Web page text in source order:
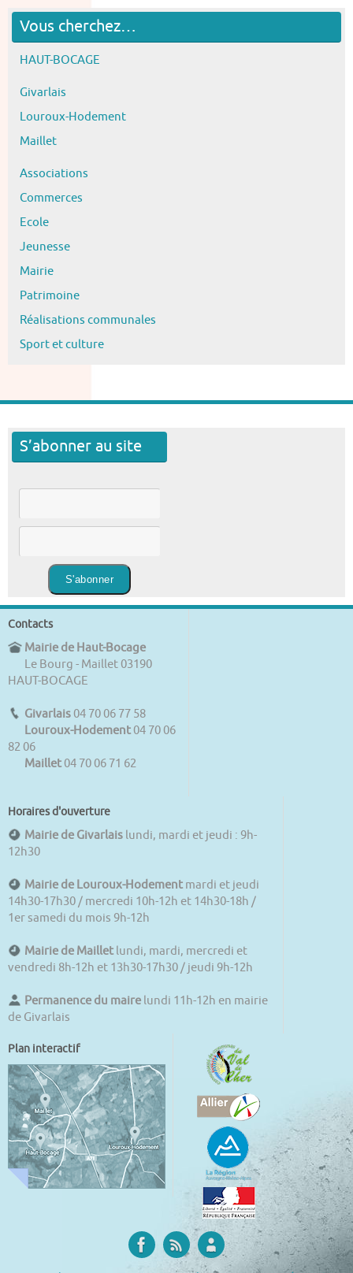
Vous cherchez…
HAUT-BOCAGE
Givarlais
Louroux-Hodement
Maillet
Associations
Commerces
Ecole
Jeunesse
Mairie
Patrimoine
Réalisations communales
Sport et culture
S’abonner au site
Contacts
Mairie de Haut-Bocage
Le Bourg - Maillet 03190
HAUT-BOCAGE
Givarlais 04 70 06 77 58
Louroux-Hodement 04 70 06
82 06
Maillet 04 70 06 71 62
Horaires d'ouverture
Mairie de Givarlais lundi, mardi et jeudi : 9h-
12h30
Mairie de Louroux-Hodement mardi et jeudi
14h30-17h30 / mercredi 10h-12h et 14h30-18h /
1er samedi du mois 9h-12h
Mairie de Maillet lundi, mardi, mercredi et
vendredi 8h-12h et 13h30-17h30 / jeudi 9h-12h
Permanence du maire lundi 11h-12h en mairie
de Givarlais
Plan interactif